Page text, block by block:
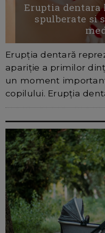
Eruptia
spulberate si
Erupția dentară
apariție a primilor
un moment
copilului. Erupția